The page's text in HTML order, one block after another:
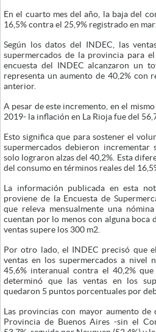
En el cuarto mes del año, la baja del
16,5% contra el 25,9% registrado en
Según los datos del INDEC, las
supermercados de la provincia para
encuesta del INDEC alcanzaron un
representa un aumento de 40,2% con
anterior.
A pesar de este incremento, en el
2019- la inflación en La Rioja fue del
Esto significa que para sostener el
supermercados debieron incrementar
solo lograron alzas del 40,2%. Esta
del consumo en términos reales del
La información publicada en esta
proviene de la Encuesta de
que releva mensualmente una
cuentan por lo menos con alguna boca
ventas supere los 300 m2.
Por otro lado, el INDEC precisó que
ventas en los supermercados a nivel
45,6% interanual contra el 40,2%
determinó que las ventas en los
quedaron 5 puntos porcentuales por
Las provincias con mayor aumento
Provincia de Buenos Aires -sin el